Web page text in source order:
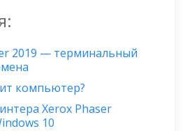
2019 — терминальный
компьютер?
Xerox Phaser
10